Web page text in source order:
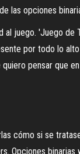
las opciones
juego. 'Juego de
por todo lo
pensar que
cómo si se
Opciones binarias